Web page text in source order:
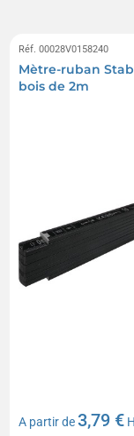
Réf. 00028V0158240
Mètre-ruban
bois de 2m
A partir de3,79 €